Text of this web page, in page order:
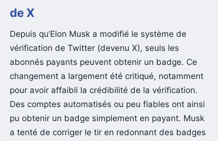
de X
Depuis qu’Elon Musk a modifié le système de
vérification de Twitter (devenu X), seuls les
abonnés payants peuvent obtenir un badge. Ce
changement a largement été critiqué, notamment
pour avoir affaibli la crédibilité de la vérification.
Des comptes automatisés ou peu fiables ont ainsi
pu obtenir un badge simplement en payant. Musk
a tenté de corriger le tir en redonnant des badges